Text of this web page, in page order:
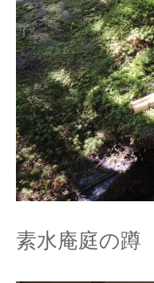
素水庵庭の蹲